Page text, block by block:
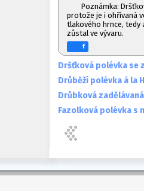
Poznámka:
protože je i ohřívaná
tlakového hrnce, tedy
zůstal ve vývaru.
f
Dršťková polévka se
Drůběží polévka à la
Drůbková
Fazolková polévka s